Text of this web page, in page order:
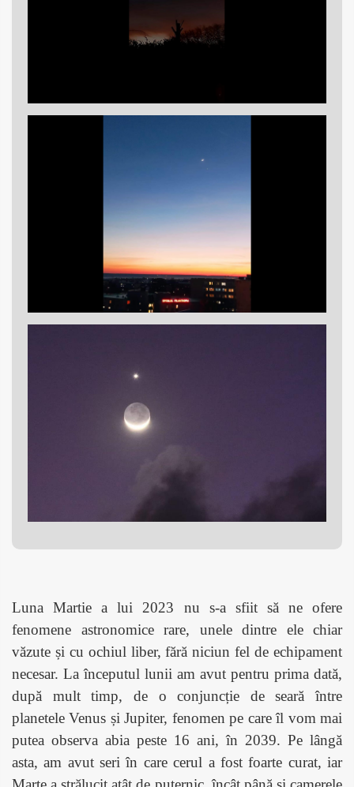
Luna Martie a lui 2023 nu s-a sfiit să ne ofere
fenomene astronomice rare, unele dintre ele chiar
văzute și cu ochiul liber, fără niciun fel de echipament
necesar. La începutul lunii am avut pentru prima dată,
după mult timp, de o conjuncție de seară între
planetele Venus și Jupiter, fenomen pe care îl vom mai
putea observa abia peste 16 ani, în 2039. Pe lângă
asta, am avut seri în care cerul a fost foarte curat, iar